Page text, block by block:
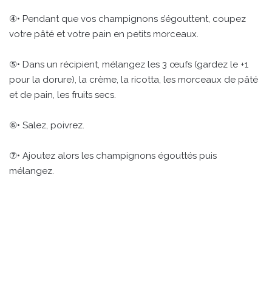
④• Pendant que vos champignons s’égouttent, coupez
votre pâté et votre pain en petits morceaux.
⑤• Dans un récipient, mélangez les 3 œufs (gardez le +1
pour la dorure), la crème, la ricotta, les morceaux de pâté
et de pain, les fruits secs.
⑥• Salez, poivrez.
⑦• Ajoutez alors les champignons égouttés puis
mélangez.